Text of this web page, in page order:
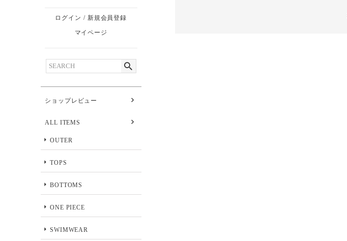
ログイン / 新規会員登録
マイページ
ショップレビュー
ALL ITEMS
OUTER
TOPS
BOTTOMS
ONE PIECE
SWIMWEAR